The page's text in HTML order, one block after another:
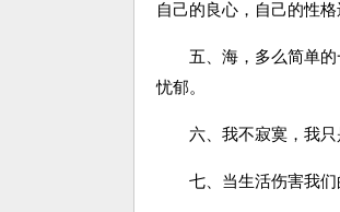
自己的良心，自己的性格
五、海，多么简单的
忧郁。
六、我不寂寞，我只
七、当生活伤害我们的